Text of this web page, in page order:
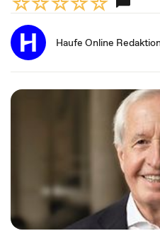
Haufe Online